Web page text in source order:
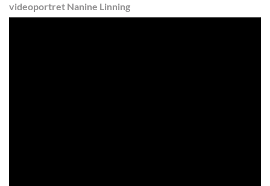
videoportret Nanine Linning